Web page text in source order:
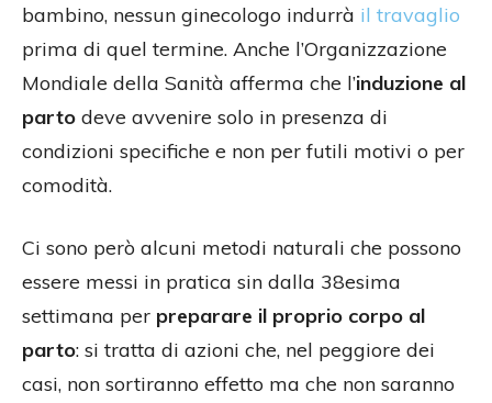
bambino, nessun ginecologo indurrà il travaglio
prima di quel termine. Anche l’Organizzazione
Mondiale della Sanità afferma che l’induzione al
parto deve avvenire solo in presenza di
condizioni specifiche e non per futili motivi o per
comodità.
Ci sono però alcuni metodi naturali che possono
essere messi in pratica sin dalla 38esima
settimana per preparare il proprio corpo al
parto: si tratta di azioni che, nel peggiore dei
casi, non sortiranno effetto ma che non saranno